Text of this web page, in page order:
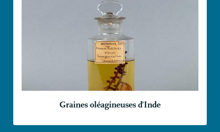
Graines oléagineuses d’Inde